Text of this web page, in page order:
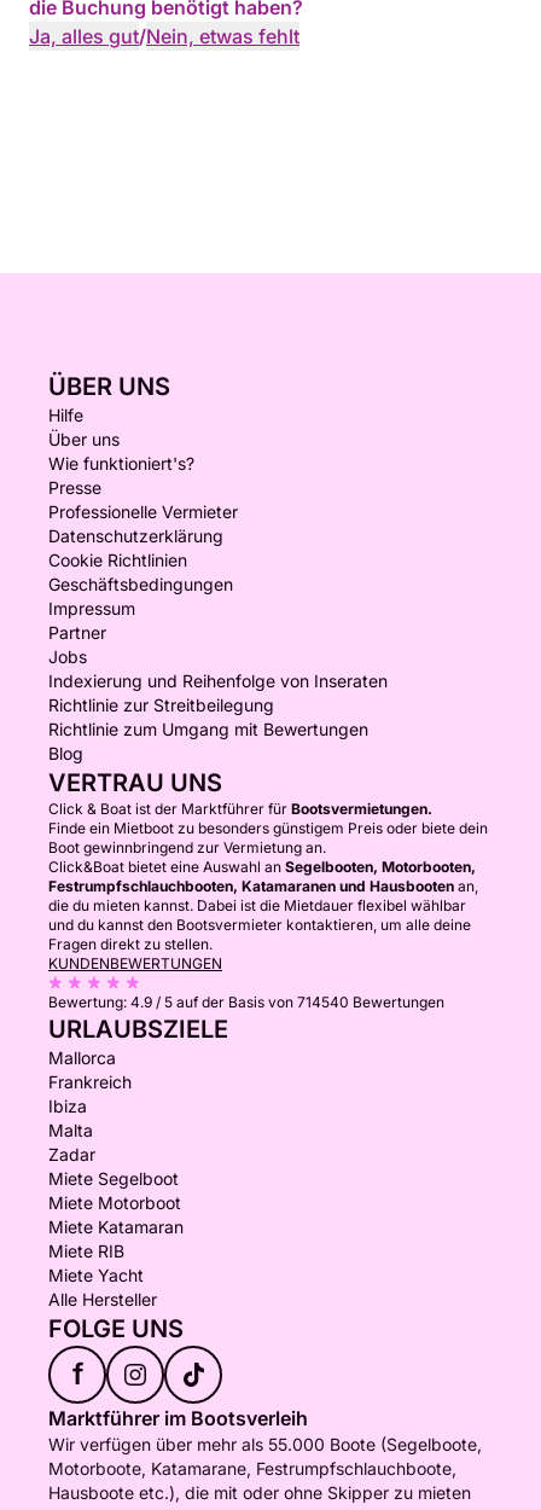
die Buchung benötigt haben?
Ja, alles gut/Nein, etwas fehlt
ÜBER UNS
Hilfe
Über uns
Wie funktioniert's?
Presse
Professionelle Vermieter
Datenschutzerklärung
Cookie Richtlinien
Geschäftsbedingungen
Impressum
Partner
Jobs
Indexierung und Reihenfolge von Inseraten
Richtlinie zur Streitbeilegung
Richtlinie zum Umgang mit Bewertungen
Blog
VERTRAU UNS
Click & Boat ist der Marktführer für Bootsvermietungen.
Finde ein Mietboot zu besonders günstigem Preis oder biete dein
Boot gewinnbringend zur Vermietung an.
Click&Boat bietet eine Auswahl an Segelbooten, Motorbooten,
Festrumpfschlauchbooten, Katamaranen und Hausbooten an,
die du mieten kannst. Dabei ist die Mietdauer flexibel wählbar
und du kannst den Bootsvermieter kontaktieren, um alle deine
Fragen direkt zu stellen.
KUNDENBEWERTUNGEN
Bewertung: 4.9 / 5 auf der Basis von 714540 Bewertungen
URLAUBSZIELE
Mallorca
Frankreich
Ibiza
Malta
Zadar
Miete Segelboot
Miete Motorboot
Miete Katamaran
Miete RIB
Miete Yacht
Alle Hersteller
FOLGE UNS
f
Marktführer im Bootsverleih
Wir verfügen über mehr als 55.000 Boote (Segelboote,
Motorboote, Katamarane, Festrumpfschlauchboote,
Hausboote etc.), die mit oder ohne Skipper zu mieten